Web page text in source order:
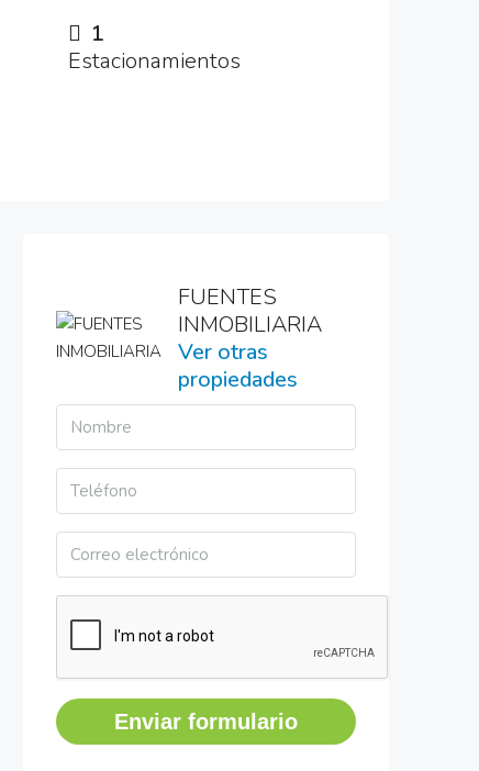
1
Estacionamientos
FUENTES
INMOBILIARIA
Ver otras
propiedades
Enviar formulario